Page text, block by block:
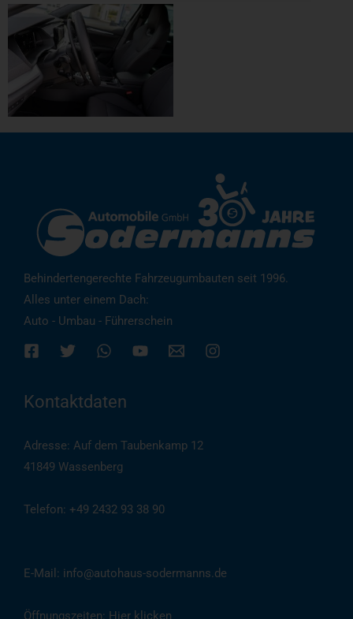
Behindertengerechte Fahrzeugumbauten seit 1996.
Alles unter einem Dach:
Auto - Umbau - Führerschein
Kontaktdaten
Adresse: Auf dem Taubenkamp 12
41849 Wassenberg
Telefon: +49 2432 93 38 90
E-Mail: info@autohaus-sodermanns.de
Öffnungszeiten: Hier klicken